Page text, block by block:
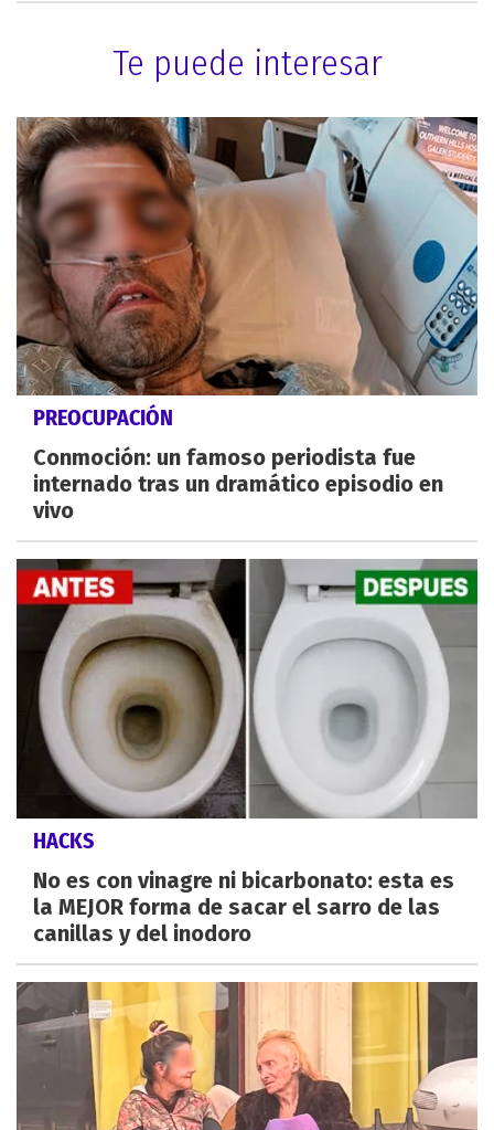
Te puede interesar
PREOCUPACIÓN
Conmoción: un famoso periodista fue
internado tras un dramático episodio en
vivo
HACKS
No es con vinagre ni bicarbonato: esta es
la MEJOR forma de sacar el sarro de las
canillas y del inodoro